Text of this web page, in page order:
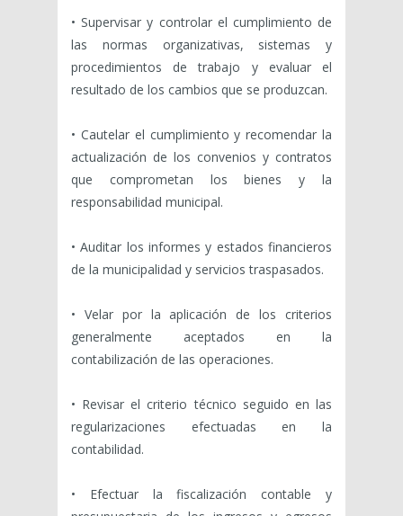
• Supervisar y controlar el cumplimiento de
las normas organizativas, sistemas y
procedimientos de trabajo y evaluar el
resultado de los cambios que se produzcan.
• Cautelar el cumplimiento y recomendar la
actualización de los convenios y contratos
que comprometan los bienes y la
responsabilidad municipal.
• Auditar los informes y estados financieros
de la municipalidad y servicios traspasados.
• Velar por la aplicación de los criterios
generalmente aceptados en la
contabilización de las operaciones.
• Revisar el criterio técnico seguido en las
regularizaciones efectuadas en la
contabilidad.
• Efectuar la fiscalización contable y